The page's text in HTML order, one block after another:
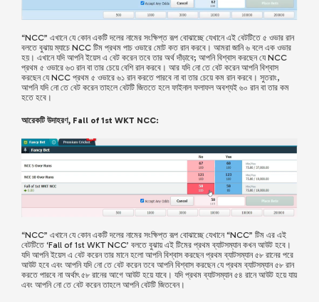
“NCC” এখানে যে কোন একটি দলের নামের সংক্ষিপ্ত রূপ বোঝাচ্ছে যেখানে এই বেটটিতে ৫ ওভার রান
বলতে বুঝায় ম্যাচে NCC টিম প্রথম পাচ ওভারে মোট কত রান করবে। আমরা জানি ৬ বলে এক ওভার
হয়। এখানে যদি আপনি ইয়েস এ বেট করেন তবে তার অর্থ দাঁড়াবে; আপনি বিশ্বাস করছেন যে NCC
প্রথম ৫ ওভারে ৬৩ রান বা তার চেয়ে বেশি রান করবে। আর যদি নো তে বেট করেন আপনি বিশ্বাস
করছেন যে NCC প্রথম ৫ ওভারে ৬১ রান করতে পারবে না বা তার চেয়ে কম রান করবে। সুতরাং,
আপনি যদি নো তে বেট করেন তাহলে বেটটি জিততে হলে ফাইনাল ফলাফল অবশ্যই ৬০ রান বা তার কম
হতে হবে।
আরেকটি উদাহরণ, Fall of 1st WKT NCC:
“NCC” এখানে যে কোন একটি দলের নামের সংক্ষিপ্ত রূপ বোঝাচ্ছে যেখানে “NCC” টিম এর এই
বেটটিতে ‘Fall of 1st WKT NCC’ বলতে বুঝায় এই টিমের প্রথম ব্যাটসম্যান কখন আউট হবে।
যদি আপনি ইয়েস এ বেট করেন তার মানে হলো আপনি বিশ্বাস করছেন প্রথম ব্যাটসম্যান ৫৮ রানের পরে
আউট হবে এবং আপনি যদি নো তে বেট করেন তবে আপনি বিশ্বাস করছেন যে প্রথম ব্যাটসম্যান ৫৮ রান
করতে পারবে না অর্থাৎ ৫৮ রানের আগে আউট হয়ে যাবে। যদি প্রথম ব্যাটসম্যান ৫৪ রানে আউট হয়ে যায়
এবং আপনি নো তে বেট করেন তাহলে আপনি বেটটি জিতবেন।